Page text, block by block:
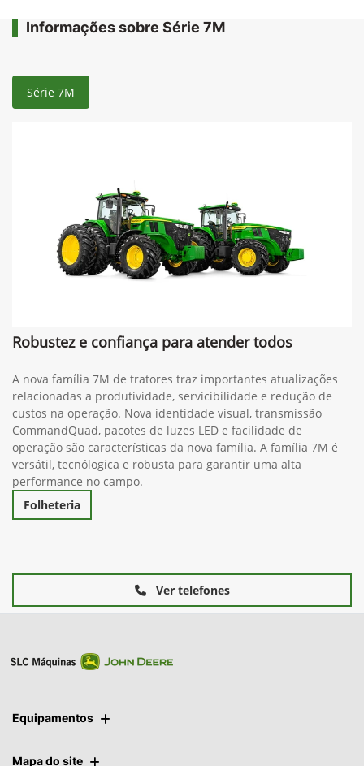
Informações sobre Série 7M
Série 7M
Robustez e confiança para atender todos
A nova família 7M de tratores traz importantes atualizações
relacionadas a produtividade, servicibilidade e redução de
custos na operação. Nova identidade visual, transmissão
CommandQuad, pacotes de luzes LED e facilidade de
operação são características da nova família. A família 7M é
versátil, tecnólogica e robusta para garantir uma alta
performance no campo.
Folheteria
Ver telefones
Equipamentos
Mapa do site